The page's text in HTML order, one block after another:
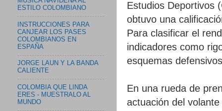
Estudios Deportivos
obtuvo una
Para clasificar el
indicadores como
esquemas
En una rueda de
actuación del
ESTILO COLOMBIANO
INSTRUCCIONES PARA
CANJEAR LOS PASES
COLOMBIANOS EN
ESPAÑA
JORGE LAUN Y LA BANDA
CALIENTE
COLOMBIA QUE LINDA
ERES - MUESTRALO AL
MUNDO